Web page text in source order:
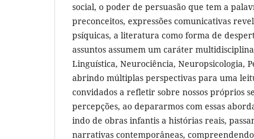
social, o poder de persuasão que tem a
preconceitos, expressões comunicativas
psíquicas, a literatura como forma de
assuntos assumem um caráter
Linguística, Neurociência, Neuropsicologia,
abrindo múltiplas perspectivas para uma
convidados a refletir sobre nossos próprios
percepções, ao depararmos com essas
indo de obras infantis a histórias reais,
narrativas contemporâneas,